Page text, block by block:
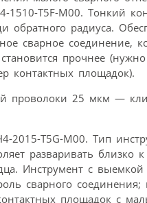
1510-T5F-M00. Тонкий
обратного радиуса.
сварное соединение,
прочнее
контактных площадок).
проволоки 25 мкм —
2015-T5G-M00. Тип
разваривать близко
Инструмент с выемкой
сварного соединения;
площадок с